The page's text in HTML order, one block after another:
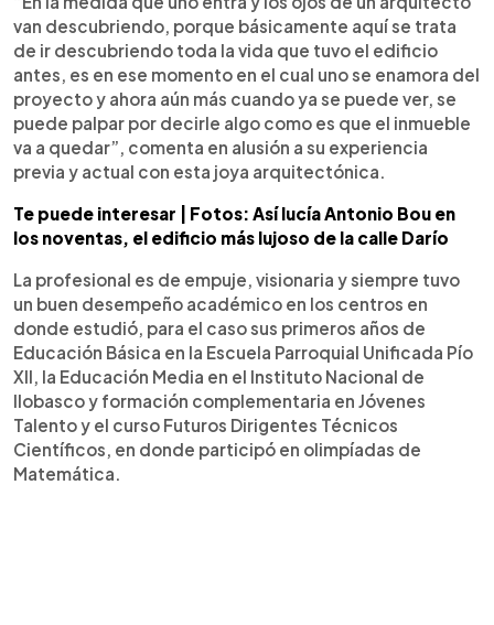
van descubriendo, porque básicamente aquí se trata
de ir descubriendo toda la vida que tuvo el edificio
antes, es en ese momento en el cual uno se enamora del
proyecto y ahora aún más cuando ya se puede ver, se
puede palpar por decirle algo como es que el inmueble
va a quedar”, comenta en alusión a su experiencia
previa y actual con esta joya arquitectónica.
Te puede interesar | Fotos: Así lucía Antonio Bou en
los noventas, el edificio más lujoso de la calle Darío
La profesional es de empuje, visionaria y siempre tuvo
un buen desempeño académico en los centros en
donde estudió, para el caso sus primeros años de
Educación Básica en la Escuela Parroquial Unificada Pío
XII, la Educación Media en el Instituto Nacional de
Ilobasco y formación complementaria en Jóvenes
Talento y el curso Futuros Dirigentes Técnicos
Científicos, en donde participó en olimpíadas de
Matemática.